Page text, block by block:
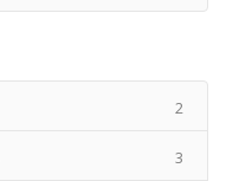
2
3